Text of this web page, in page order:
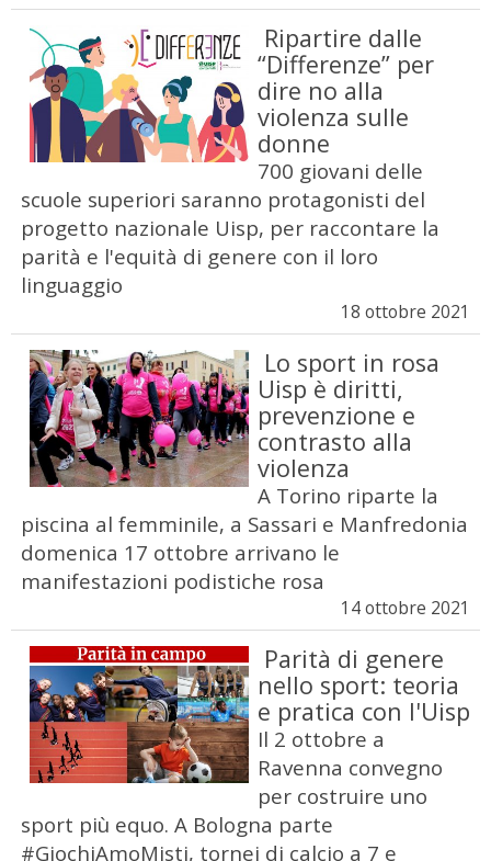
Ripartire dalle
“Differenze” per
dire no alla
violenza sulle
donne
700 giovani delle
scuole superiori saranno protagonisti del
progetto nazionale Uisp, per raccontare la
parità e l'equità di genere con il loro
linguaggio
18 ottobre 2021
Lo sport in rosa
Uisp è diritti,
prevenzione e
contrasto alla
violenza
A Torino riparte la
piscina al femminile, a Sassari e Manfredonia
domenica 17 ottobre arrivano le
manifestazioni podistiche rosa
14 ottobre 2021
Parità di genere
nello sport: teoria
e pratica con l'Uisp
Il 2 ottobre a
Ravenna convegno
per costruire uno
sport più equo. A Bologna parte
#GiochiAmoMisti, tornei di calcio a 7 e